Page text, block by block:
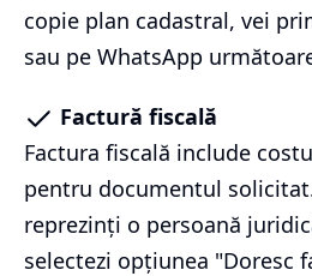
copie plan cadastral, vei
sau pe WhatsApp
Factură fiscală
Factura fiscală include
pentru documentul
reprezinți o persoană
selectezi opțiunea "Doresc